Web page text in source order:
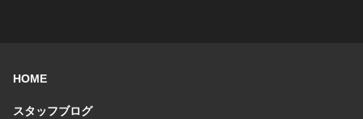
HOME
スタッフブログ